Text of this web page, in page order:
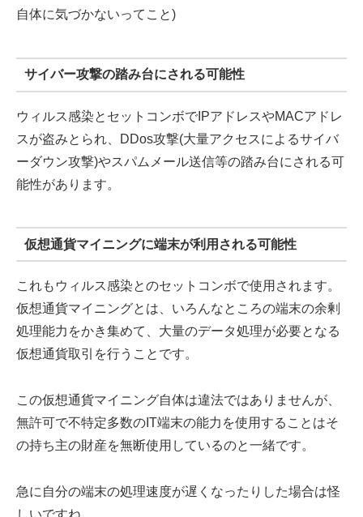
自体に気づかないってこと)
サイバー攻撃の踏み台にされる可能性
ウィルス感染とセットコンボでIPアドレスやMACアドレ
スが盗みとられ、DDos攻撃(大量アクセスによるサイバ
ーダウン攻撃)やスパムメール送信等の踏み台にされる可
能性があります。
仮想通貨マイニングに端末が利用される可能性
これもウィルス感染とのセットコンボで使用されます。
仮想通貨マイニングとは、いろんなところの端末の余剰
処理能力をかき集めて、大量のデータ処理が必要となる
仮想通貨取引を行うことです。
この仮想通貨マイニング自体は違法ではありませんが、
無許可で不特定多数のIT端末の能力を使用することはそ
の持ち主の財産を無断使用しているのと一緒です。
急に自分の端末の処理速度が遅くなったりした場合は怪
しいですね。